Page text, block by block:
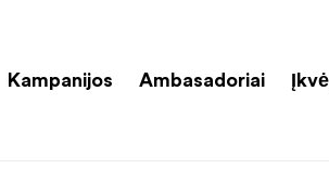
Kampanijos Ambasadoriai